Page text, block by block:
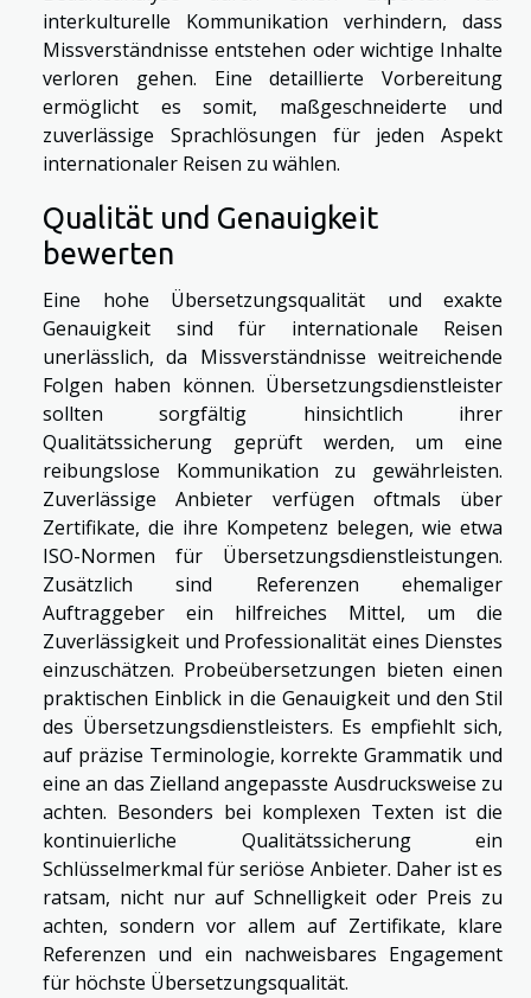
interkulturelle Kommunikation verhindern, dass
Missverständnisse entstehen oder wichtige Inhalte
verloren gehen. Eine detaillierte Vorbereitung
ermöglicht es somit, maßgeschneiderte und
zuverlässige Sprachlösungen für jeden Aspekt
internationaler Reisen zu wählen.
Qualität und Genauigkeit
bewerten
Eine hohe Übersetzungsqualität und exakte
Genauigkeit sind für internationale Reisen
unerlässlich, da Missverständnisse weitreichende
Folgen haben können. Übersetzungsdienstleister
sollten sorgfältig hinsichtlich ihrer
Qualitätssicherung geprüft werden, um eine
reibungslose Kommunikation zu gewährleisten.
Zuverlässige Anbieter verfügen oftmals über
Zertifikate, die ihre Kompetenz belegen, wie etwa
ISO-Normen für Übersetzungsdienstleistungen.
Zusätzlich sind Referenzen ehemaliger
Auftraggeber ein hilfreiches Mittel, um die
Zuverlässigkeit und Professionalität eines Dienstes
einzuschätzen. Probeübersetzungen bieten einen
praktischen Einblick in die Genauigkeit und den Stil
des Übersetzungsdienstleisters. Es empfiehlt sich,
auf präzise Terminologie, korrekte Grammatik und
eine an das Zielland angepasste Ausdrucksweise zu
achten. Besonders bei komplexen Texten ist die
kontinuierliche Qualitätssicherung ein
Schlüsselmerkmal für seriöse Anbieter. Daher ist es
ratsam, nicht nur auf Schnelligkeit oder Preis zu
achten, sondern vor allem auf Zertifikate, klare
Referenzen und ein nachweisbares Engagement
für höchste Übersetzungsqualität.